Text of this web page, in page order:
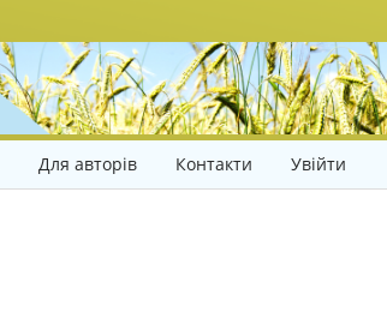
Для авторів Контакти Увійти